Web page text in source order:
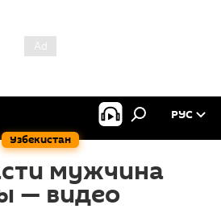
Узбекистан
РУС
мужчина
— видео